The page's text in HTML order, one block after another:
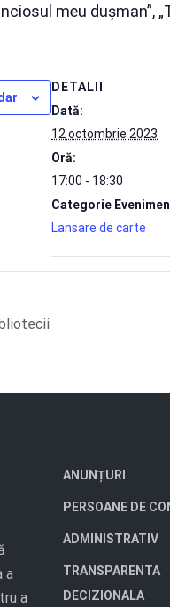
meu dușman”,
DETALII
Dată:
12 octombrie 2023
Oră:
17:00 - 18:30
Categorie
Lansare de carte
a
a
ANUNȚURI
PERSOANE DE
ADMINISTRATIV
TRANSPARENTA
DECIZIONALA